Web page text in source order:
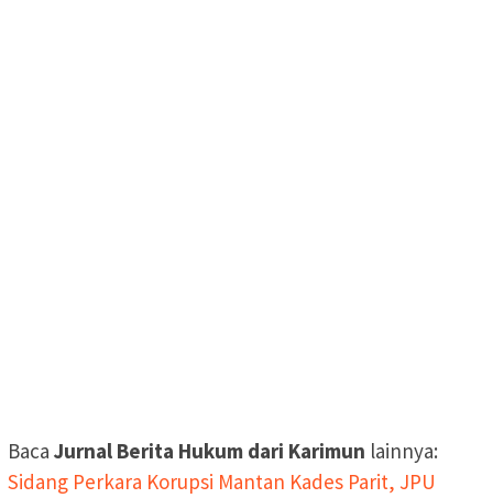
Baca Jurnal Berita Hukum dari Karimun lainnya:
Sidang Perkara Korupsi Mantan Kades Parit, JPU